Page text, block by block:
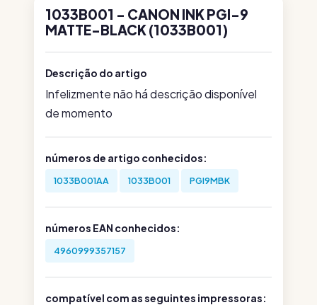
1033B001 - CANON INK PGI-9
MATTE-BLACK (1033B001)
Descrição do artigo
Infelizmente não há descrição disponível
de momento
números de artigo conhecidos:
1033B001AA 1033B001 PGI9MBK
números EAN conhecidos:
4960999357157
compatível com as seguintes impressoras: